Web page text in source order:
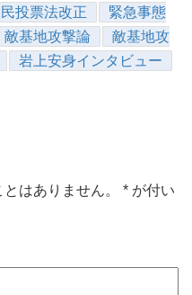
投票法改正
緊急事態
敵基地攻撃論
敵基地攻
岩上安身インタビュー
はありません。 * が付い